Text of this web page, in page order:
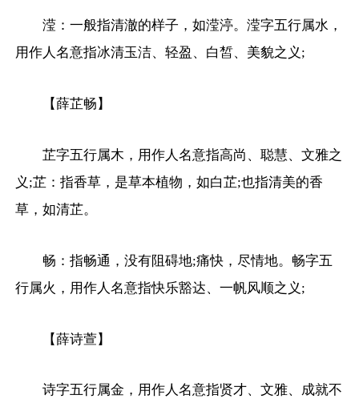
滢：一般指清澈的样子，如滢渟。滢字五行属水，
用作人名意指冰清玉洁、轻盈、白皙、美貌之义;
【薛芷畅】
芷字五行属木，用作人名意指高尚、聪慧、文雅之
义;芷：指香草，是草本植物，如白芷;也指清美的香
草，如清芷。
畅：指畅通，没有阻碍地;痛快，尽情地。畅字五
行属火，用作人名意指快乐豁达、一帆风顺之义;
【薛诗萱】
诗字五行属金，用作人名意指贤才、文雅、成就不